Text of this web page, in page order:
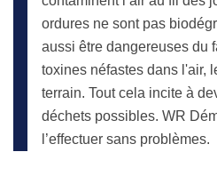
ordures ne sont pas
aussi être dangereuses du
toxines néfastes dans l'air,
terrain. Tout cela incite à
déchets possibles. WR
l’effectuer sans problèmes.